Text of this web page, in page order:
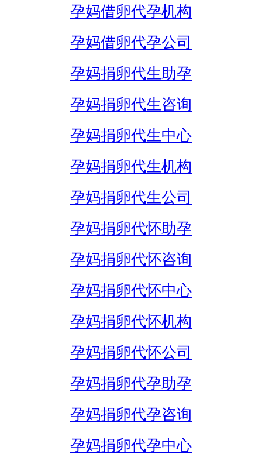
孕妈借卵代孕机构
孕妈借卵代孕公司
孕妈捐卵代生助孕
孕妈捐卵代生咨询
孕妈捐卵代生中心
孕妈捐卵代生机构
孕妈捐卵代生公司
孕妈捐卵代怀助孕
孕妈捐卵代怀咨询
孕妈捐卵代怀中心
孕妈捐卵代怀机构
孕妈捐卵代怀公司
孕妈捐卵代孕助孕
孕妈捐卵代孕咨询
孕妈捐卵代孕中心